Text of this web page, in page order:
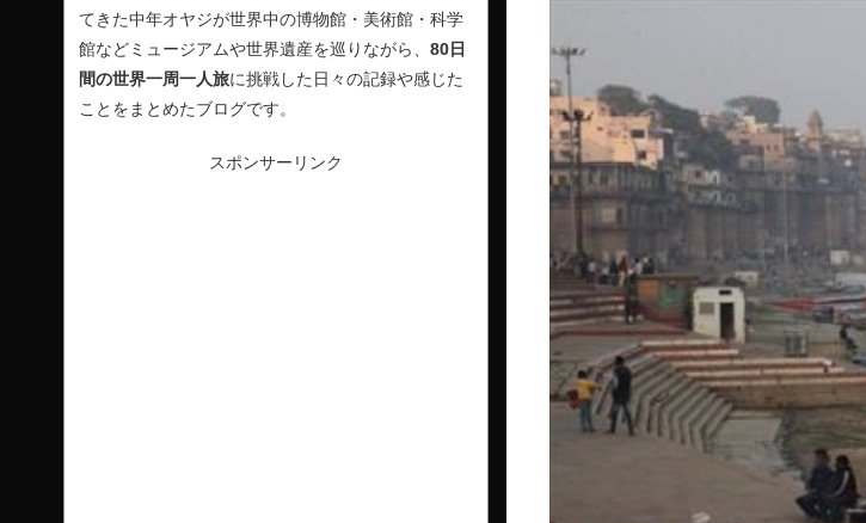
てきた中年オヤジが世界中の博物館・美術館・科学
館などミュージアムや世界遺産を巡りながら、 80日
間の世界一周一人旅に挑戦した日々の記録や感じた
ことをまとめたブログです。
スポンサーリンク